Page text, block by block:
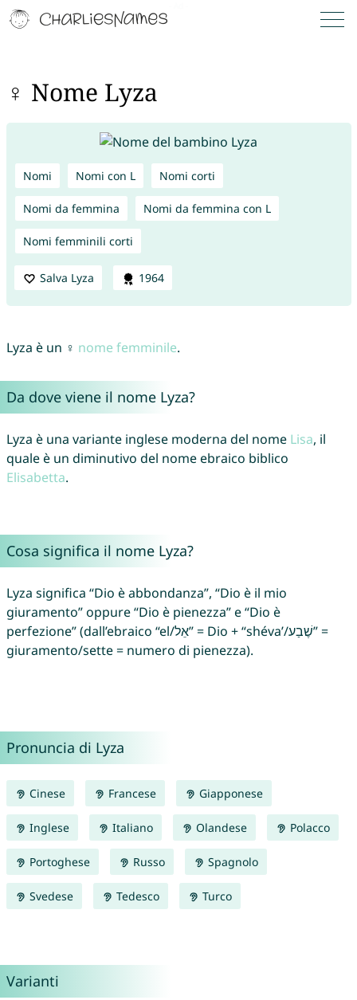
♀ Nome Lyza
Nomi Nomi con L Nomi corti
Nomi da femmina Nomi da femmina con L
Nomi femminili corti
Salva Lyza 1964
Lyza è un ♀ nome femminile.
Da dove viene il nome Lyza?
Lyza è una variante inglese moderna del nome Lisa, il
quale è un diminutivo del nome ebraico biblico
Elisabetta.
Cosa significa il nome Lyza?
Lyza significa “Dio è abbondanza”, “Dio è il mio
giuramento” oppure “Dio è pienezza” e “Dio è
perfezione” (dall’ebraico “el/אֵל” = Dio + “shéva’/שֶׁבַע” =
giuramento/sette = numero di pienezza).
Pronuncia di Lyza
Cinese Francese Giapponese
Inglese Italiano Olandese Polacco
Portoghese Russo Spagnolo
Svedese Tedesco Turco
Varianti